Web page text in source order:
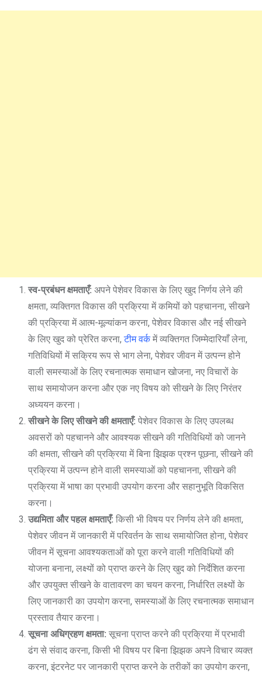
स्व-प्रबंधन क्षमताएँ: अपने पेशेवर विकास के लिए खुद निर्णय लेने की
क्षमता, व्यक्तिगत विकास की प्रक्रिया में कमियों को पहचानना, सीखने
की प्रक्रिया में आत्म-मूल्यांकन करना, पेशेवर विकास और नई सीखने
के लिए खुद को प्रेरित करना, टीम वर्कमें व्यक्तिगत जिम्मेदारियाँ लेना,
गतिविधियों में सक्रिय रूप से भाग लेना, पेशेवर जीवन में उत्पन्न होने
वाली समस्याओं के लिए रचनात्मक समाधान खोजना, नए विचारों के
साथ समायोजन करना और एक नए विषय को सीखने के लिए निरंतर
अध्ययन करना।
सीखने के लिए सीखने की क्षमताएँ: पेशेवर विकास के लिए उपलब्ध
अवसरों को पहचानने और आवश्यक सीखने की गतिविधियों को जानने
की क्षमता, सीखने की प्रक्रिया में बिना झिझक प्रश्न पूछना, सीखने की
प्रक्रिया में उत्पन्न होने वाली समस्याओं को पहचानना, सीखने की
प्रक्रिया में भाषा का प्रभावी उपयोग करना और सहानुभूति विकसित
करना।
उद्यमिता और पहल क्षमताएँ: किसी भी विषय पर निर्णय लेने की क्षमता,
पेशेवर जीवन में जानकारी में परिवर्तन के साथ समायोजित होना, पेशेवर
जीवन में सूचना आवश्यकताओं को पूरा करने वाली गतिविधियों की
योजना बनाना, लक्ष्यों को प्राप्त करने के लिए खुद को निर्देशित करना
और उपयुक्त सीखने के वातावरण का चयन करना, निर्धारित लक्ष्यों के
लिए जानकारी का उपयोग करना, समस्याओं के लिए रचनात्मक समाधान
प्रस्ताव तैयार करना।
सूचना अधिग्रहण क्षमता: सूचना प्राप्त करने की प्रक्रिया में प्रभावी
ढंग से संवाद करना, किसी भी विषय पर बिना झिझक अपने विचार व्यक्त
करना, इंटरनेट पर जानकारी प्राप्त करने के तरीकों का उपयोग करना,